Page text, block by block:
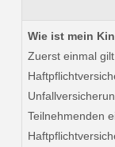
Wie ist mein
Zuerst einmal
Teilnehmenden